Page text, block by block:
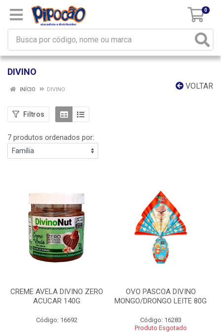
0
DIVINO
VOLTAR
INÍCIO DIVINO
Filtros
7 produtos ordenados por:
CREME AVELA DIVINO ZERO
ACUCAR 140G
Código: 16692
OVO PASCOA DIVINO
MONGO/DRONGO LEITE 80G
Código: 16283
Produto Esgotado